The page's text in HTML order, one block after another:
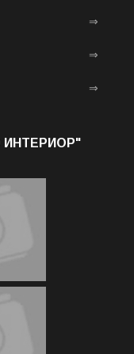
⇒
⇒
⇒
ИНТЕРИОР"